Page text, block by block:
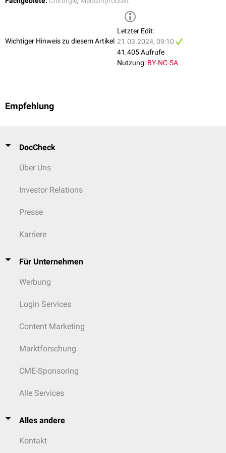
Das Licht des Kohlendioxidlaser wird hervorragend von Glas absorbiert,
daher werden Kohlendioxidlaser auch in derArzneimittelproduktion
Definieren der Sollbruchstelle vonAmpulleneingesetzt.
Wichtiger Hinweis zu diesem Artikel
Letzter Edit:
21.03.2024, 09:10
41.405 Aufrufe
Nutzung: BY-NC-SA
Empfehlung
DocCheck
Über Uns
Investor Relations
Presse
Karriere
Für Unternehmen
Werbung
Login Services
Content Marketing
Marktforschung
CME-Sponsoring
Alle Services
Alles andere
Kontakt